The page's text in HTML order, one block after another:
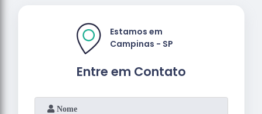
Entre em Contato
Estamos em
Campinas - SP